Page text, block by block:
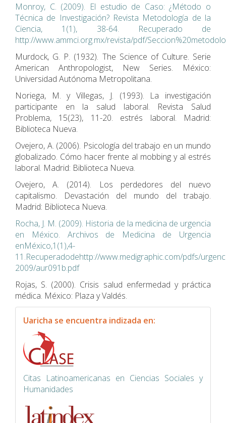
Monroy, C. (2009). El estudio de Caso: ¿Método o
Técnica de Investigación? Revista Metodología de la
Ciencia, 1(1), 38-64. Recuperado de
http://www.ammci.org.mx/revista/pdf/
Murdock, G. P. (1932). The Science of Culture. Serie
American Anthropologist, New Series. México:
Universidad Autónoma Metropolitana.
Noriega, M. y Villegas, J. (1993). La investigación
participante en la salud laboral. Revista Salud
Problema, 15(23), 11-20. estrés laboral. Madrid:
Biblioteca Nueva.
Ovejero, A. (2006). Psicología del trabajo en un mundo
globalizado. Cómo hacer frente al mobbing y al estrés
laboral. Madrid: Biblioteca Nueva.
Ovejero, A. (2014). Los perdedores del nuevo
capitalismo. Devastación del mundo del trabajo.
Madrid: Biblioteca Nueva.
Rocha, J. M. (2009). Historia de la medicina de urgencia
en México. Archivos de Medicina de Urgencia
enMéxico,1(1),4-
11.Recuperadodehttp://www.medigraphic.com/pdfs/
2009/aur091b.pdf
Rojas, S. (2000). Crisis salud enfermedad y práctica
médica. México: Plaza y Valdés.
indexacion
Uaricha se encuentra indizada en:
Citas Latinoamericanas en Ciencias Sociales y
Humanidades